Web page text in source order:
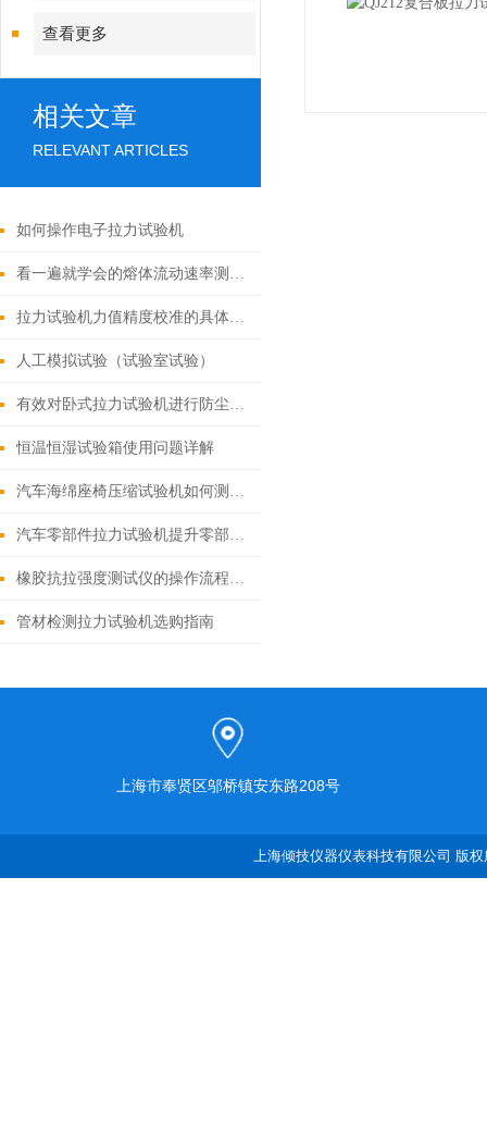
查看更多
相关文章
RELEVANT ARTICLES
如何操作电子拉力试验机
看一遍就学会的熔体流动速率测定仪操作方法
拉力试验机力值精度校准的具体步骤是什么？
人工模拟试验（试验室试验）
有效对卧式拉力试验机进行防尘工作的方法
恒温恒湿试验箱使用问题详解
汽车海绵座椅压缩试验机如何测出硬度和回弹性
汽车零部件拉力试验机提升零部件测试精度
橡胶抗拉强度测试仪的操作流程是怎样的？
管材检测拉力试验机选购指南
上海市奉贤区邬桥镇安东路208号
上海倾技仪器仪表科技有限公司 版